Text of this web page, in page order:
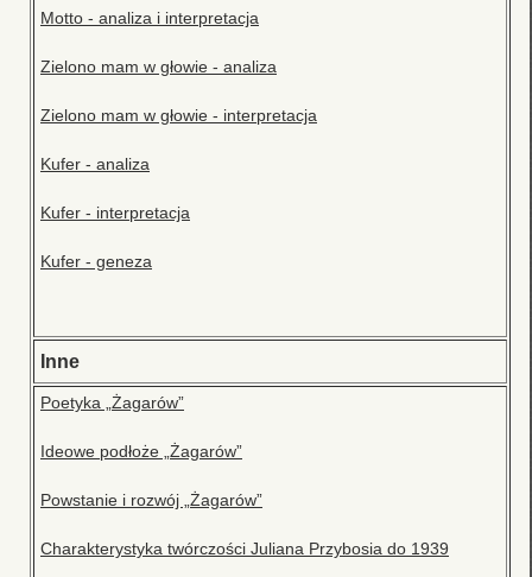
Motto - analiza i interpretacja
Zielono mam w głowie - analiza
Zielono mam w głowie - interpretacja
Kufer - analiza
Kufer - interpretacja
Kufer - geneza
Inne
Poetyka „Żagarów”
Ideowe podłoże „Żagarów”
Powstanie i rozwój „Żagarów”
Charakterystyka twórczości Juliana Przybosia do 1939